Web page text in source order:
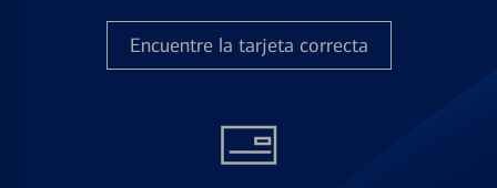
Encuentre la tarjeta correcta